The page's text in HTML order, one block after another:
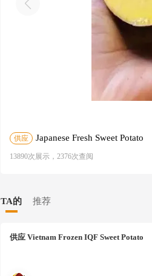
供应 Japanese Fresh Sweet Potato
13890次展示，2376次查阅
TA的 推荐
供应 Vietnam Frozen IQF Sweet Potato